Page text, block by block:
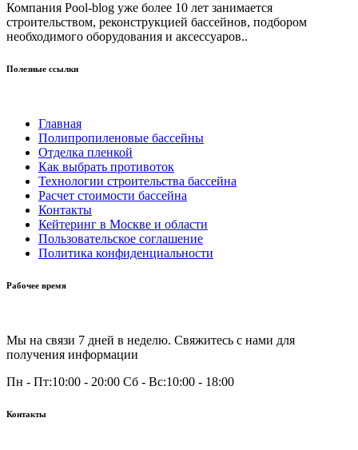
Компания Pool-blog уже более 10 лет занимается
строительством, реконструкцией бассейнов, подбором
необходимого оборудования и аксессуаров..
Полезные ссылки
Главная
Полипропиленовые бассейны
Отделка пленкой
Как выбрать противоток
Технологии строительства бассейна
Расчет стоимости бассейна
Контакты
Кейтеринг в Москве и области
Пользовательское соглашение
Политика конфиденциальности
Рабочее время
Мы на связи 7 дней в неделю. Свяжитесь с нами для
получения информации
Пн - Пт:10:00 - 20:00 Сб - Вс:10:00 - 18:00
Контакты